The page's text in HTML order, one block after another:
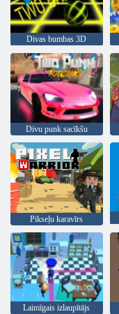
Divas bumbas 3D
Divu punk sacīkšu
Pikseļu karavīrs
Laimīgais izlaupītājs